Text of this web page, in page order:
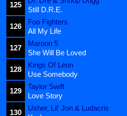
125
Still D.R.E.
126
Foo Fighters
All My Life
127
Maroon 5
She Will Be Loved
128
Kings Of Leon
Use Somebody
129
Taylor Swift
Love Story
130
Usher, Lil' Jon & Ludacris